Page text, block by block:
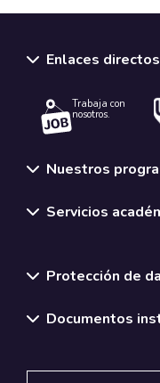
Enlaces directos
Trabaja con
nosotros.
Nuestros
Servicios
Protección de
Documentos